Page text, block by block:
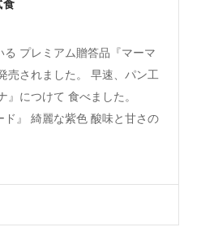
食
プレミアム贈答品『マーマ
売されました。 早速、パン工
』につけて 食べました。
』 綺麗な紫色 酸味と甘さの